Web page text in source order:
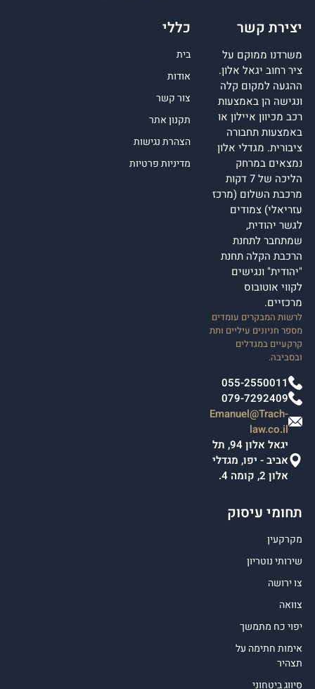
יצירת קשר
משרדנו ממוקם על
ציר רחוב יגאל אלון.
ההגעה למקום קלה
ונגישה הן באמצעות
רכב מכיוון איילון או
באמצעות תחבורה
ציבורית. מגדלי אלון
נמצאים במרחק
הליכה של 7 דקות
מרכבת השלום (מרכז
עזריאלי) צמודים
לגשר יהודית,
שמתחבר לתחנת
הרכבת הקלה תחנת
"יהודית" ונגישים
לקווי אוטובוס
מרכזיים.
לרשות המבקרים עומדים
מספר חניונים עיליים ותת
קרקעיים במגדלים
ובסביבה.
055-2550011
079-7292409
Emanuel@Trach-
law.co.il
יגאל אלון 94, תל
אביב - יפו, מגדלי
אלון 2, קומה 4.
כללי
בית
אודות
צור קשר
תקנון אתר
הצהרת נגישות
מדיניות פרטיות
תחומי עיסוק
מקרקעין
שירותי נוטריון
צו ירושה
צוואה
יפוי כח מתמשך
אימות חתימה על
תצהיר
סיווג ביטחוני